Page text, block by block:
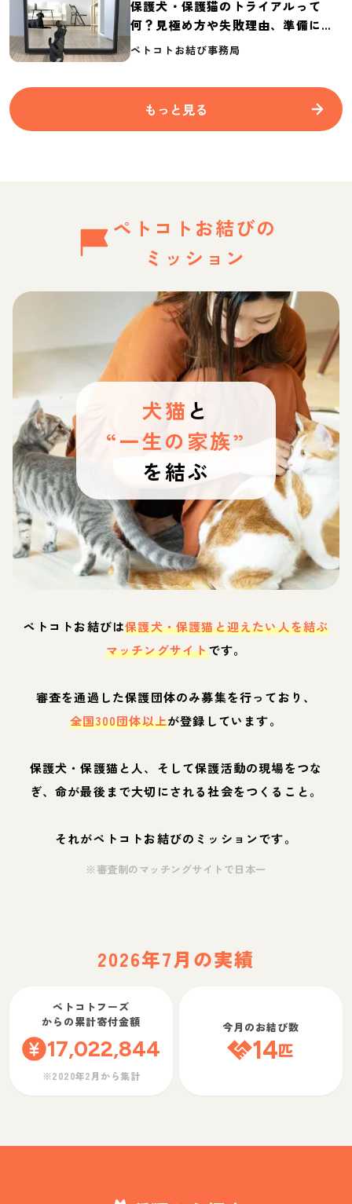
保護犬・保護猫のトライアルって
何？見極め方や失敗理由、準備に必
要なものを紹介
ペトコトお結び事務局
もっと見る
ペトコトお結びの
ミッション
犬猫 と
“一生の家族”
を結ぶ
ペトコトお結びは保護犬・保護猫と迎えたい人を結ぶ
マッチングサイトです。
審査を通過した保護団体のみ募集を行っており、
全国300団体以上が登録しています。
保護犬・保護猫と人、そして保護活動の現場をつな
ぎ、命が最後まで大切にされる社会をつくること。
それがペトコトお結びのミッションです。
※審査制のマッチングサイトで日本一
2026年7月の実績
ペトコトフーズ
からの累計寄付金額
17,022,844
※2020年2月から集計
今月のお結び数
14匹